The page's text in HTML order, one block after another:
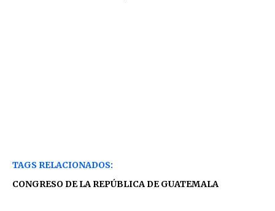
TAGS RELACIONADOS:
CONGRESO DE LA REPÚBLICA DE GUATEMALA